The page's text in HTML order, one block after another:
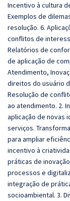
Incentivo à cultura
Exemplos de
resolução. 6.
conflitos de
Relatórios de
de aplicação de
Atendimento,
direitos do usuário
Resolução de
ao atendimento. 2.
aplicação de novas
serviços.
para ampliar
incentivo à
práticas de
processos e
integração de
socioambiental. 3.